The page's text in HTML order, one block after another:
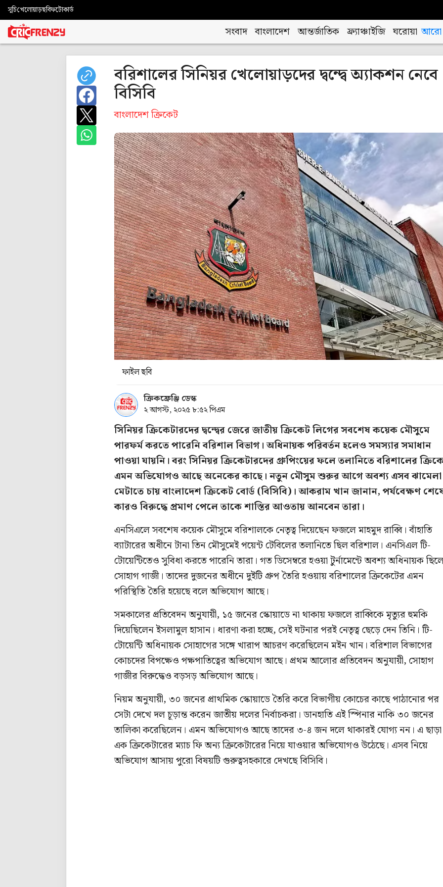
সূচিখেলোয়াড়ছবিফটোকার্ড
সংবাদ বাংলাদেশ আন্তর্জাতিক ফ্র্যাঞ্চাইজি ঘরোয়া আরো
বরিশালের সিনিয়র খেলোয়াড়দের দ্বন্দ্বে অ্যাকশন নেবে
বিসিবি
বাংলাদেশ ক্রিকেট
ফাইল ছবি
ক্রিকফ্রেঞ্জি ডেস্ক
২ আগস্ট, ২০২৫ ৮:৫২ পিএম
সিনিয়র ক্রিকেটারদের দ্বন্দ্বের জেরে জাতীয় ক্রিকেট লিগের সবশেষ কয়েক মৌসুমে
পারফর্ম করতে পারেনি বরিশাল বিভাগ। অধিনায়ক পরিবর্তন হলেও সমস্যার সমাধান
পাওয়া যায়নি। বরং সিনিয়র ক্রিকেটারদের গ্রুপিংয়ের ফলে তলানিতে বরিশালের
এমন অভিযোগও আছে অনেকের কাছে। নতুন মৌসুম শুরুর আগে অবশ্য এসব ঝামেলা
মেটাতে চায় বাংলাদেশ ক্রিকেট বোর্ড (বিসিবি)। আকরাম খান জানান, পর্যবেক্ষণ
কারও বিরুদ্ধে প্রমাণ পেলে তাকে শাস্তির আওতায় আনবেন তারা।
এনসিএলে সবশেষ কয়েক মৌসুমে বরিশালকে নেতৃত্ব দিয়েছেন ফজলে মাহমুদ রাব্বি। বাঁহাতি
ব্যাটারের অধীনে টানা তিন মৌসুমেই পয়েন্ট টেবিলের তলানিতে ছিল বরিশাল। এনসিএল টি-
টোয়েন্টিতেও সুবিধা করতে পারেনি তারা। গত ডিসেম্বরে হওয়া টুর্নামেন্টে অবশ্য অধিনায়ক
সোহাগ গাজী। তাদের দুজনের অধীনে দুইটি গ্রুপ তৈরি হওয়ায় বরিশালের ক্রিকেটের এমন
পরিস্থিতি তৈরি হয়েছে বলে অভিযোগ আছে।
সমকালের প্রতিবেদন অনুযায়ী, ১৫ জনের স্কোয়াডে না থাকায় ফজলে রাব্বিকে মৃত্যুর হুমকি
দিয়েছিলেন ইসলামুল হাসান। ধারণা করা হচ্ছে, সেই ঘটনার পরই নেতৃত্ব ছেড়ে দেন তিনি। টি-
টোয়েন্টি অধিনায়ক সোহাগের সঙ্গে খারাপ আচরণ করেছিলেন মইন খান। বরিশাল বিভাগের
কোচদের বিপক্ষেও পক্ষপাতিত্বের অভিযোগ আছে। প্রথম আলোর প্রতিবেদন অনুযায়ী, সোহাগ
গাজীর বিরুদ্ধেও বড়সড় অভিযোগ আছে।
নিয়ম অনুযায়ী, ৩০ জনের প্রাথমিক স্কোয়াডে তৈরি করে বিভাগীয় কোচের কাছে পাঠানোর পর
সেটা দেখে দল চূড়ান্ত করেন জাতীয় দলের নির্বাচকরা। ডানহাতি এই স্পিনার নাকি ৩০ জনের
তালিকা করেছিলেন। এমন অভিযোগও আছে তাদের ৩-৪ জন দলে থাকারই যোগ্য নন। এ ছাড়া
এক ক্রিকেটারের ম্যাচ ফি অন্য ক্রিকেটারের নিয়ে যাওয়ার অভিযোগও উঠেছে। এসব নিয়ে
অভিযোগ আসায় পুরো বিষয়টি গুরুত্বসহকারে দেখছে বিসিবি।